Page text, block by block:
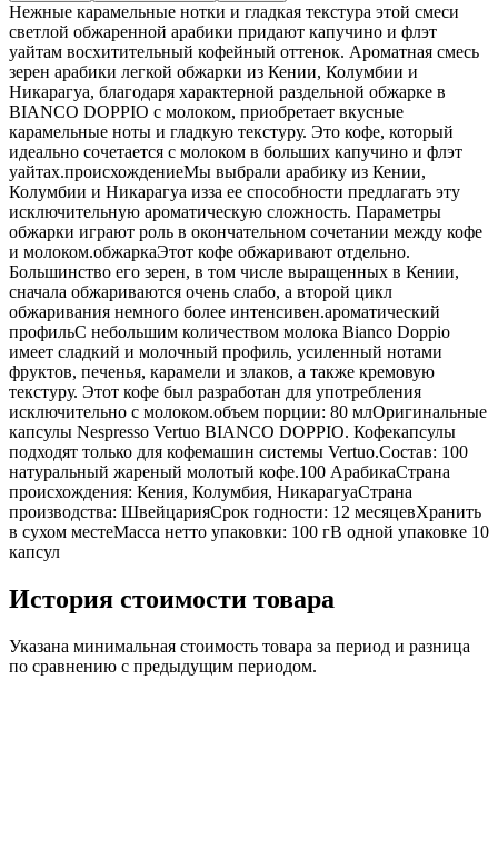
Нежные карамельные нотки и гладкая текстура этой смеси
светлой обжаренной арабики придают капучино и флэт
уайтам восхитительный кофейный оттенок. Ароматная смесь
зерен арабики легкой обжарки из Кении, Колумбии и
Никарагуа, благодаря характерной раздельной обжарке в
BIANCO DOPPIO с молоком, приобретает вкусные
карамельные ноты и гладкую текстуру. Это кофе, который
идеально сочетается с молоком в больших капучино и флэт
уайтах.происхождениеМы выбрали арабику из Кении,
Колумбии и Никарагуа изза ее способности предлагать эту
исключительную ароматическую сложность. Параметры
обжарки играют роль в окончательном сочетании между кофе
и молоком.обжаркаЭтот кофе обжаривают отдельно.
Большинство его зерен, в том числе выращенных в Кении,
сначала обжариваются очень слабо, а второй цикл
обжаривания немного более интенсивен.ароматический
профильС небольшим количеством молока Bianco Doppio
имеет сладкий и молочный профиль, усиленный нотами
фруктов, печенья, карамели и злаков, а также кремовую
текстуру. Этот кофе был разработан для употребления
исключительно с молоком.объем порции: 80 млОригинальные
капсулы Nespresso Vertuo BIANCO DOPPIO. Кофекапсулы
подходят только для кофемашин системы Vertuo.Состав: 100
натуральный жареный молотый кофе.100 АрабикаСтрана
происхождения: Кения, Колумбия, НикарагуаСтрана
производства: ШвейцарияСрок годности: 12 месяцевХранить
в сухом местеМасса нетто упаковки: 100 гВ одной упаковке 10
капсул
История стоимости товара
Указана минимальная стоимость товара за период и разница
по сравнению с предыдущим периодом.